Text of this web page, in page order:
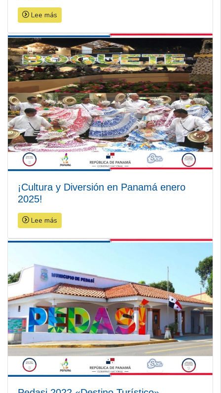
Lee más
¡Cultura y Diversión en Panamá enero
2025!
Lee más